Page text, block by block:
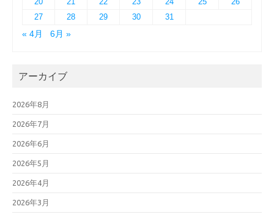
27
28 29 30
31
« 4月
6月 »
アーカイブ
2026年8月
2026年7月
2026年6月
2026年5月
2026年4月
2026年3月